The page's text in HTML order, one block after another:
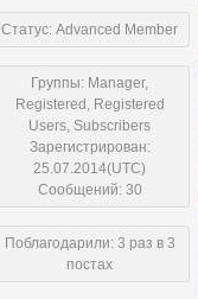
Статус: Advanced Member
Группы: Manager,
Registered, Registered
Users, Subscribers
Зарегистрирован:
25.07.2014(UTC)
Сообщений: 30
Поблагодарили: 3 раз в 3
постах